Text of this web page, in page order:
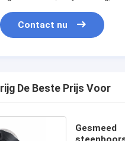
Contact nu
De Beste Prijs Voor
Gesmeed